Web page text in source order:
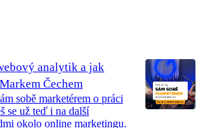
analytik a jak
Čechem
sobě marketérem o práci
se už teď i na další
okolo online marketingu.